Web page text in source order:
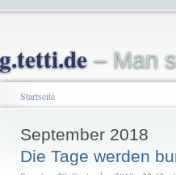
– Man
Startseite
September 2018
Die Tage werden